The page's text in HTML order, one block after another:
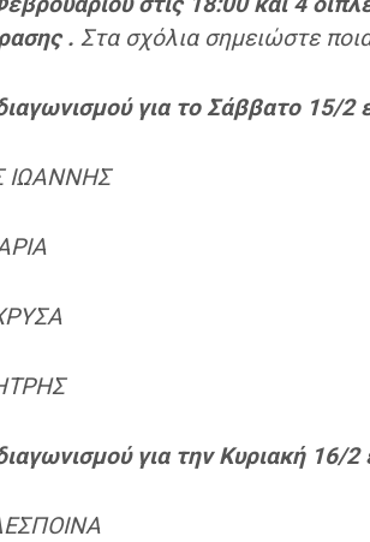
. Στα σχόλια σημειώστε
για το Σάββατο 15/2
ΙΩΑΝΝΗΣ
για την Κυριακή 16/2